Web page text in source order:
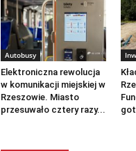
Autobusy
Elektroniczna rewolucja
w komunikacji miejskiej w
Rzeszowie. Miasto
przesuwało cztery razy...